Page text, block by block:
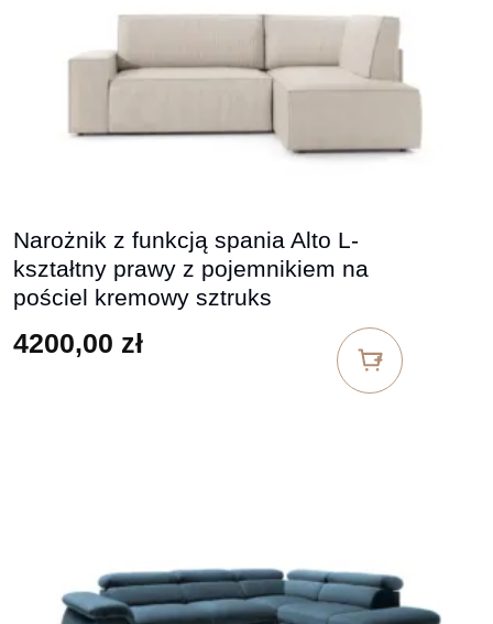
Narożnik z funkcją spania Alto L-
kształtny prawy z pojemnikiem na
pościel kremowy sztruks
4200,00 zł